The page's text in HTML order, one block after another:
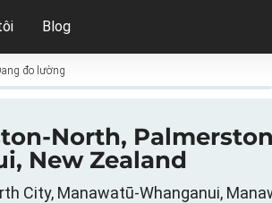
Blog
đo lường
North,
New Zealand
City, Manawatū-Whanganui,